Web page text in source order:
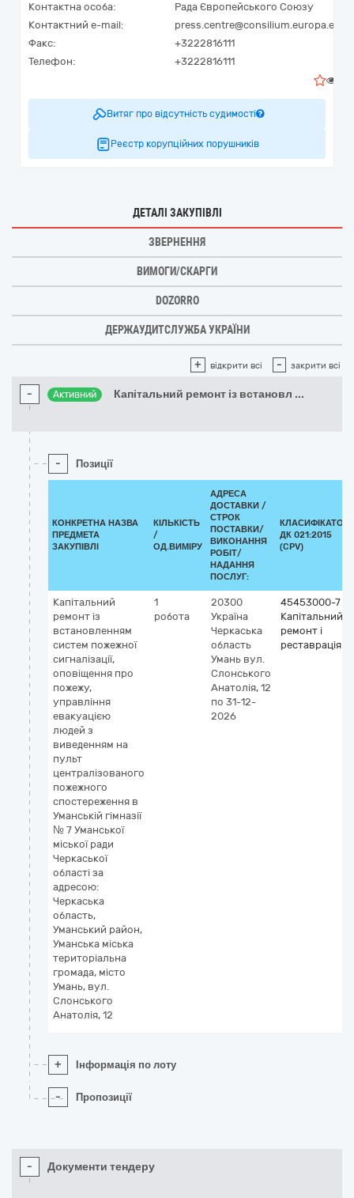
Контактна особа:
Рада Європейського Союзу
Контактний e-mail:
press.centre@consilium.europa.eu
Факс:
+3222816111
Телефон:
+3222816111
Витяг про відсутність судимості
Реєстр корупційних порушників
ДЕТАЛІ ЗАКУПІВЛІ
ЗВЕРНЕННЯ
ВИМОГИ/СКАРГИ
DOZORRO
ДЕРЖАУДИТСЛУЖБА УКРАЇНИ
+ відкрити всі - закрити всі
- Активний Капітальний ремонт із встановл ...
- Позиції
КОНКРЕТНА НАЗВА
ПРЕДМЕТА
ЗАКУПІВЛІ
КІЛЬКІСТЬ
/
ОД.ВИМІРУ
АДРЕСА
ДОСТАВКИ /
СТРОК
ПОСТАВКИ/
ВИКОНАННЯ
РОБІТ/
НАДАННЯ
ПОСЛУГ:
КЛАСИФІКАТОР
ДК 021:2015
(CPV)
Капітальний
ремонт із
встановленням
систем пожежної
сигналізації,
оповіщення про
пожежу,
управління
евакуацією
людей з
виведенням на
пульт
централізованого
пожежного
спостереження в
Уманській гімназії
№ 7 Уманської
міської ради
Черкаської
області за
адресою:
Черкаська
область,
Уманський район,
Уманська міська
територіальна
громада, місто
Умань, вул.
Слонського
Анатолія, 12
1
робота
20300
Україна
Черкаська
область
Умань вул.
Слонського
Анатолія, 12
по 31-12-
2026
45453000-7
Капітальний
ремонт і
реставрація
+ Інформація по лоту
- Пропозиції
- Документи тендеру